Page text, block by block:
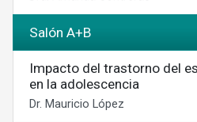
Salón A+B
Impacto del trastorno del
en la adolescencia
Dr. Mauricio López